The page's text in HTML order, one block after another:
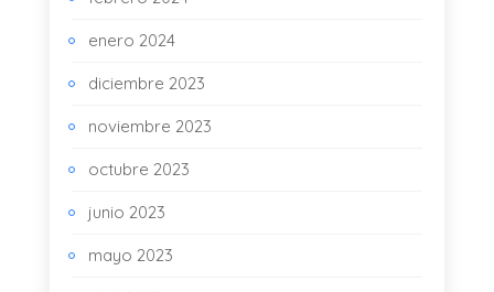
enero 2024
diciembre 2023
noviembre 2023
octubre 2023
junio 2023
mayo 2023